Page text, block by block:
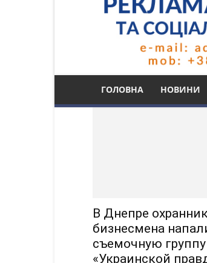
ГОЛОВНА НОВИНИ
Тег: Нарик
В Днепре
бизнесмена
съемочную группу
«Украинской